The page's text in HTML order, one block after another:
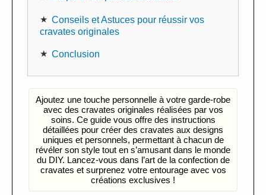
Conseils et Astuces pour réussir vos
cravates originales
Conclusion
Ajoutez une touche personnelle à votre garde-robe
avec des cravates originales réalisées par vos
soins. Ce guide vous offre des instructions
détaillées pour créer des cravates aux designs
uniques et personnels, permettant à chacun de
révéler son style tout en s’amusant dans le monde
du DIY. Lancez-vous dans l’art de la confection de
cravates et surprenez votre entourage avec vos
créations exclusives !